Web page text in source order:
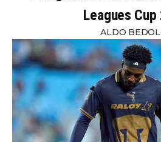
Leagues Cup
ALDO